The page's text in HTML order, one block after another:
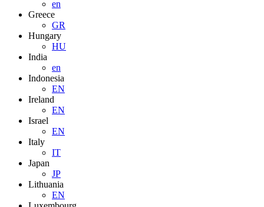
en
Greece
GR
Hungary
HU
India
en
Indonesia
EN
Ireland
EN
Israel
EN
Italy
IT
Japan
JP
Lithuania
EN